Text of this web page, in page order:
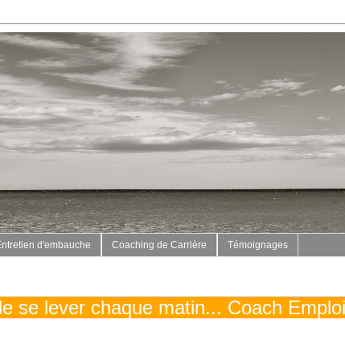
d'embauche Coaching de Carrière Témoignages
se lever chaque matin... Coach Emploi